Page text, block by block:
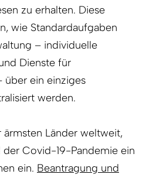
zu erhalten. Diese
wie Standardaufgaben
– individuelle
Dienste für
über ein einziges
werden.
ärmsten Länder weltweit,
Covid-19-Pandemie ein
ein. Beantragung und